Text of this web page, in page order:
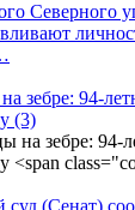
Северного
зебре: 94-
(3)
(Сенат)